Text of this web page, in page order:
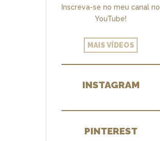
Inscreva-se no meu canal no
YouTube!
MAIS VÍDEOS
INSTAGRAM
PINTEREST